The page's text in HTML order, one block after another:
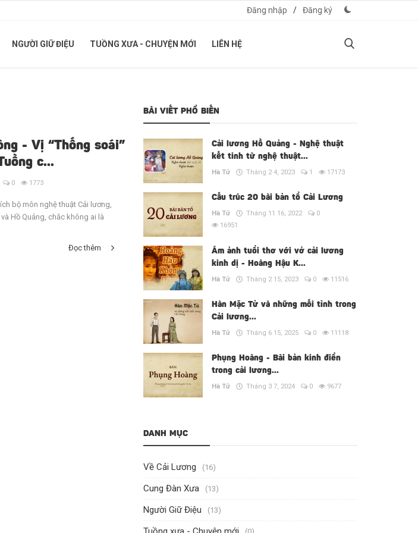
Đăng nhập / Đăng ký
NGƯỜI GIỮ ĐIỆU TUỒNG XƯA - CHUYỆN MỚI LIÊN HỆ
- Vị “Thống soái”
c...
0 1773
bộ môn nghệ thuật Cải lương,
Hồ Quảng, chắc không ai là
Đọc thêm
BÀI VIẾT PHỔ BIẾN
Cải lương Hồ Quảng - Nghệ thuật
kết tinh từ nghệ thuật...
Hà Tử Tháng 2 4, 2023 1 17173
Cấu trúc 20 bài bản tổ Cải Lương
Hà Tử Tháng 11 16, 2022
0
16951
Ám ảnh tuổi thơ với vở cải lương
kinh dị - Hoàng Hậu K...
Hà Tử Tháng 2 15, 2023 0 11516
Hàn Mặc Tử và những mối tình trong
Cải lương...
Hà Tử Tháng 6 15, 2025 0 11118
Phụng Hoàng - Bài bản kinh điển
trong cải lương...
Hà Tử Tháng 3 7, 2024 0 9677
DANH MỤC
Về Cải Lương (16)
Cung Đàn Xưa (13)
Người Giữ Điệu (13)